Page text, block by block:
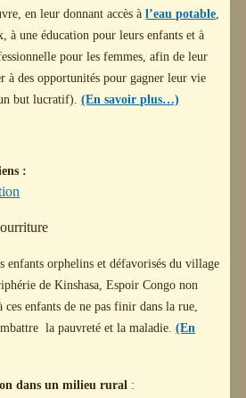
en leur donnant accès àl’eau potable
à une éducation pour leurs enfants et à
pour les femmes, afin de leur
à des opportunités pour gagner leur vie
but lucratif).(En savoir plus…)
:
enfants orphelins et défavorisés du village
de Kinshasa, Espoir Congo non
ces enfants de ne pas finir dans la rue,
la pauvreté et la maladie.(En
dans un milieu rural :